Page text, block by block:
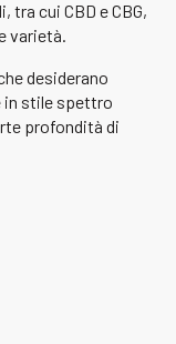
tra cui CBD e CBG,
varietà.
desiderano
in stile spettro
profondità di